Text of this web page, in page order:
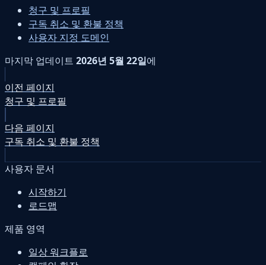
청구 및 프로필
구독 취소 및 환불 정책
사용자 지정 도메인
마지막 업데이트 2026년 5월 22일에
이전 페이지
청구 및 프로필
다음 페이지
구독 취소 및 환불 정책
사용자 문서
시작하기
로드맵
제품 영역
일상 워크플로